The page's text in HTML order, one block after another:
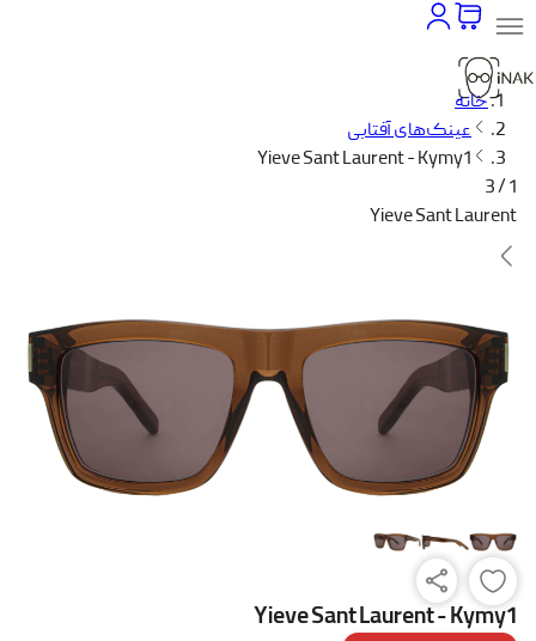
خانه
عینک‌های آفتابی
Yieve Sant Laurent - Kymy1
1 / 3
Yieve Sant Laurent
Yieve Sant Laurent - Kymy1